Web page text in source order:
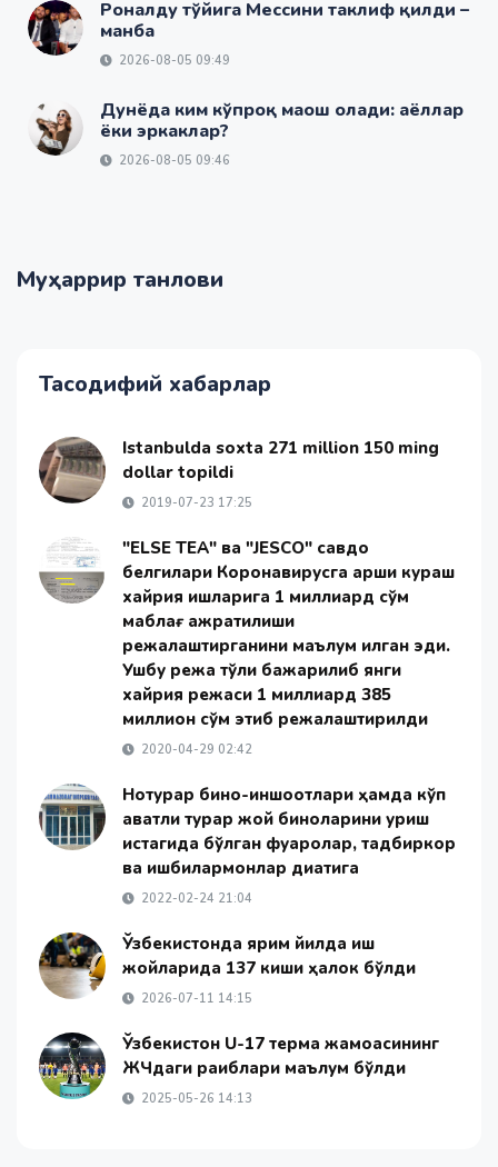
Роналду тўйига Мессини таклиф қилди –
манба
2026-08-05 09:49
Дунёда ким кўпроқ маош олади: аёллар
ёки эркаклар?
2026-08-05 09:46
Муҳаррир танлови
Тасодифий хабарлар
Istanbulda soxta 271 million 150 ming
dollar topildi
2019-07-23 17:25
"ELSE TEA" ва "JESCO" савдо
белгилари Коронавирусга қарши кураш
хайрия ишларига 1 миллиард сўм
маблағ ажратилиши
режалаштирганини маълум қилган эди.
Ушбу режа тўлиқ бажарилиб янги
хайрия режаси 1 миллиард 385
миллион сўм этиб режалаштирилди
2020-04-29 02:42
Нотурар бино-иншоотлари ҳамда кўп
қаватли турар жой биноларини қуриш
истагида бўлган фуқаролар, тадбиркор
ва ишбилармонлар диққатига
2022-02-24 21:04
Ўзбекистонда ярим йилда иш
жойларида 137 киши ҳалок бўлди
2026-07-11 14:15
Ўзбекистон U-17 терма жамоасининг
ЖЧдаги рақиблари маълум бўлди
2025-05-26 14:13